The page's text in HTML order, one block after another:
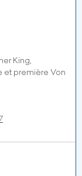
King,
et première Von